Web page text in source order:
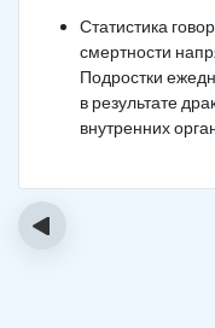
Статистика
смертности
Подростки
в результате
внутренних
‹